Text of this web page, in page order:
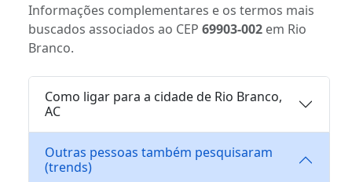
Informações complementares e os termos mais
buscados associados ao CEP 69903-002 em Rio
Branco.
Como ligar para a cidade de Rio Branco,
AC
Outras pessoas também pesquisaram
(trends)